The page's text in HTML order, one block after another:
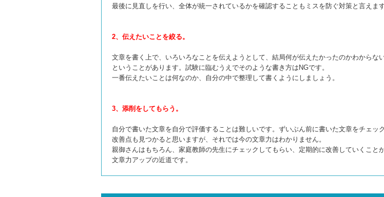
最後に見直しを行い、全体が統一されているかを確認することも ミスを防ぐ対策と言えます
2、伝えたいことを絞る。
文章を書く上で、いろいろなことを伝えようとして、結局何が伝えたかったのかわからな
ということがあります。 試験に臨むうえでそのような書き方はNGです。
一番伝えたいことは何なのか、自分の中で整理して書くようにしましょう。
3、添削をしてもらう。
自分で書いた文章を自分で評価することは難しいです。ずいぶん前に書いた文章をチェッ
改善点も見つかると思いますが、 それでは今の文章力はわかりません。
親御さんはもちろん、家庭教師の先生にチェックしてもらい、定期的に改善していくことが
文章力アップの近道です。